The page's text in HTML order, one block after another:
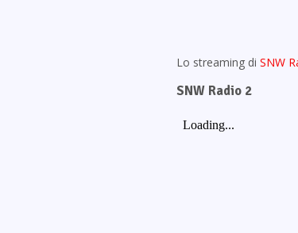
Lo streaming di SNW
SNW Radio 2